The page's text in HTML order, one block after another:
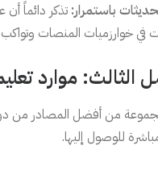
باستمرار: تذكر دائماً
في خوارزميات المنصات
الثالث: موارد
من أفضل المصادر من
للوصول إليها.